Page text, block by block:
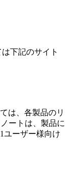
下記のサイト
は、各製品のリ
ートは、製品に
ユーザー様向け